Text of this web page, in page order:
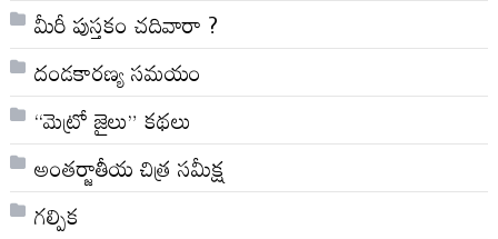
మీరీ పుస్తకం చదివారా ?
దండకారణ్య సమయం
“మెట్రో జైలు” కథలు
అంతర్జాతీయ చిత్ర సమీక్ష
గల్పిక